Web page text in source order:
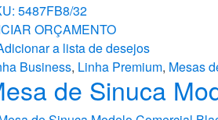
5487FB8/32
ORÇAMENTO
a lista de desejos
Business, Linha Premium, Mesas
de Sinuca